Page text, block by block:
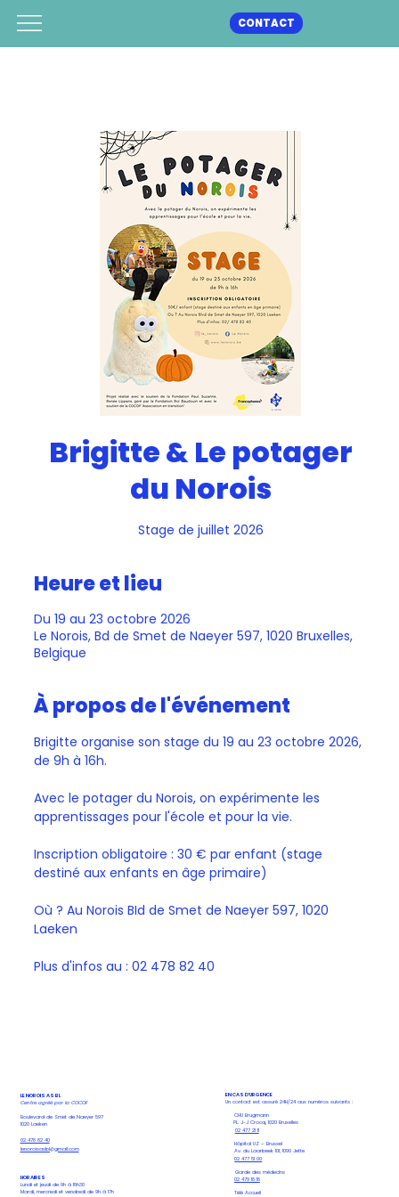
CONTACT
Brigitte & Le potager
du Norois
Stage de juillet 2026
Heure et lieu
Du 19 au 23 octobre 2026
Le Norois, Bd de Smet de Naeyer 597, 1020 Bruxelles,
Belgique
À propos de l'événement
Brigitte organise son stage du 19 au 23 octobre 2026,
de 9h à 16h.
Avec le potager du Norois, on expérimente les
apprentissages pour l'école et pour la vie.
Inscription obligatoire : 30 € par enfant (stage
destiné aux enfants en âge primaire)
Où ? Au Norois BId de Smet de Naeyer 597, 1020
Laeken
Plus d'infos au : 02 478 82 40
LE NOROIS ASBL
Centre agréé par la COCOF
Boulevard de Smet de Naeyer 597
1020 Laeken
02 478 82 40
lenoroisasbl@gmail.com
HORAIRES
Lundi et jeudi de 9h à 18h30
Mardi, mercredi et vendredi de 9h à 17h
EN CAS D'URGENCE
Un contact est assuré 24H/24 aux numéros suivants :
CHU Brugmann
PL. J-J Crocq, 1020 Bruxelles
02 477 21 11
Hôpital UZ – Brussel
Av. du Laarbeek 101, 1090 Jette
02 477 51 00
Garde des médecins
02 479 18 18
Télé Accueil